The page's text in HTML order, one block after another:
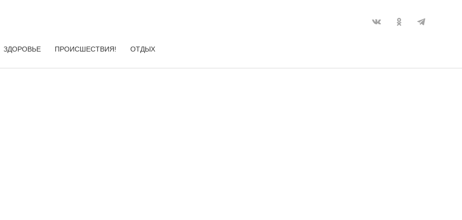
ЗДОРОВЬЕ ПРОИСШЕСТВИЯ! ОТДЫХ